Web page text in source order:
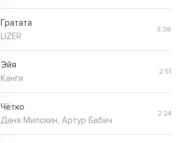
Гратата
LIZER
3:38
Эйя
Канги
2:51
Чётко
Даня Милохин, Артур Бабич
2:24